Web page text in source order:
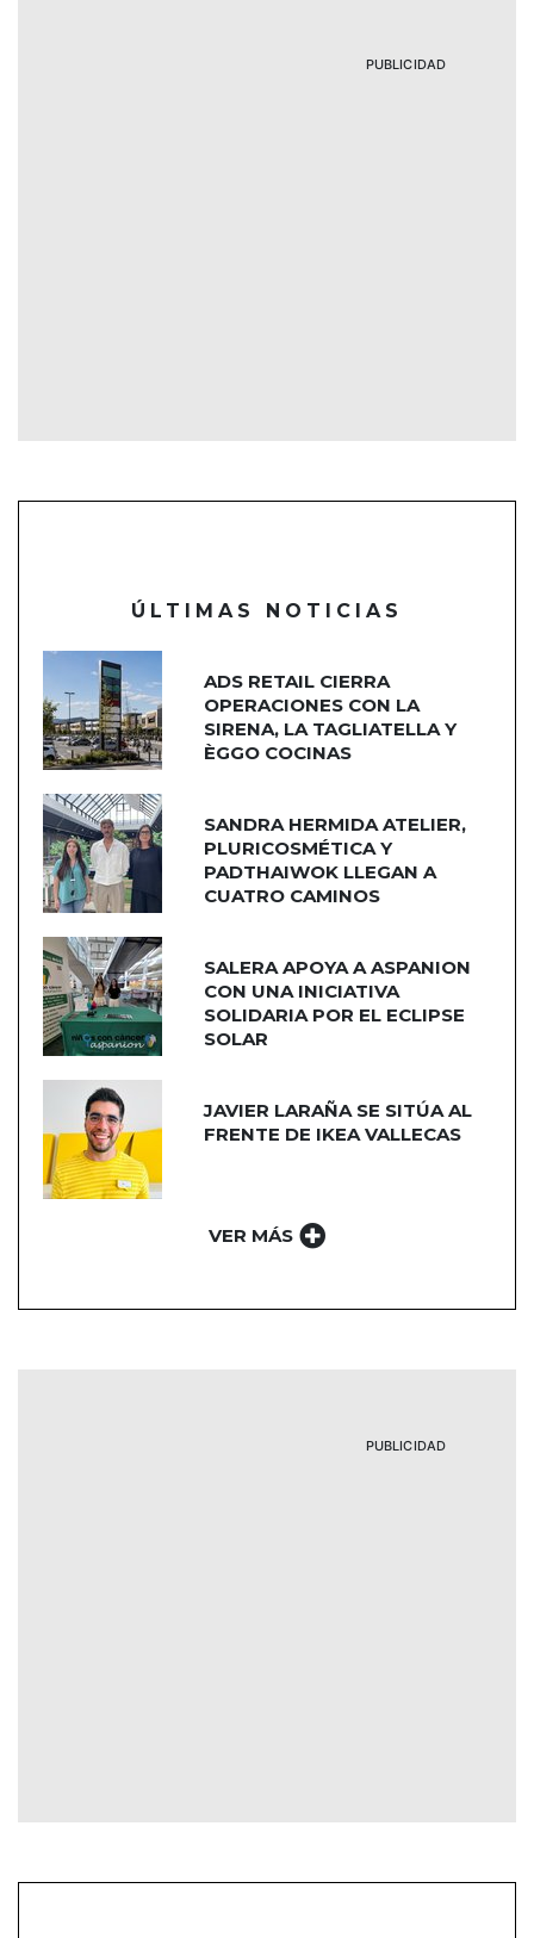
PUBLICIDAD
ÚLTIMAS NOTICIAS
ADS RETAIL CIERRA
OPERACIONES CON LA
SIRENA, LA TAGLIATELLA Y
ÈGGO COCINAS
SANDRA HERMIDA ATELIER,
PLURICOSMÉTICA Y
PADTHAIWOK LLEGAN A
CUATRO CAMINOS
SALERA APOYA A ASPANION
CON UNA INICIATIVA
SOLIDARIA POR EL ECLIPSE
SOLAR
JAVIER LARAÑA SE SITÚA AL
FRENTE DE IKEA VALLECAS
VER MÁS
PUBLICIDAD